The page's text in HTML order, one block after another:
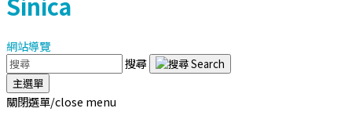
網站導覽
搜尋
主選單
關閉選單/close menu